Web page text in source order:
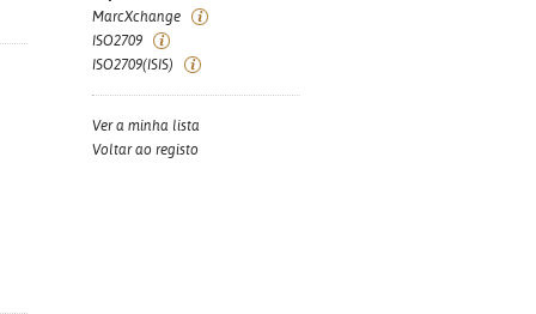
MarcXchange
ISO2709
ISO2709(ISIS)
Ver a minha lista
Voltar ao registo